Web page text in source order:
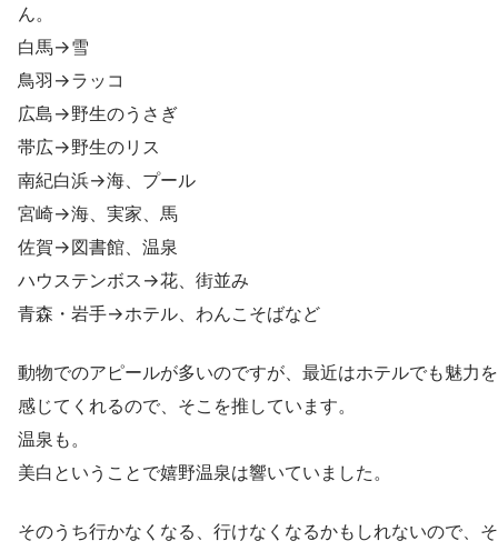
ん。
白馬→雪
鳥羽→ラッコ
広島→野生のうさぎ
帯広→野生のリス
南紀白浜→海、プール
宮崎→海、実家、馬
佐賀→図書館、温泉
ハウステンボス→花、街並み
青森・岩手→ホテル、わんこそばなど
動物でのアピールが多いのですが、最近はホテルでも魅力を
感じてくれるので、そこを推しています。
温泉も。
美白ということで嬉野温泉は響いていました。
そのうち行かなくなる、行けなくなるかもしれないので、そ